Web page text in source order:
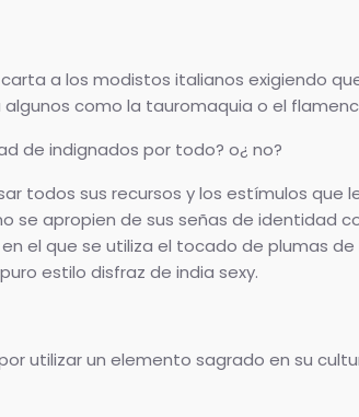
a los modistos italianos exigiendo
como la tauromaquia o el
de indignados por todo? o¿ no?
todos sus recursos y los estímulos que
se apropien de sus señas de identidad
el que se utiliza el tocado de plumas
estilo disfraz de india sexy.
utilizar un elemento sagrado en su